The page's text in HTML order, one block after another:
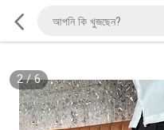
2/6